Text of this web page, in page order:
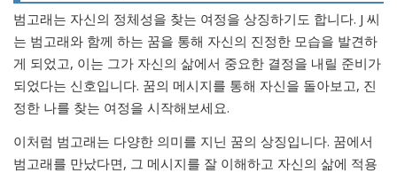
범고래는 자신의 정체성을 찾는 여정을 상징하기도 합니다. J 씨
는 범고래와 함께 하는 꿈을 통해 자신의 진정한 모습을 발견하
게 되었고, 이는 그가 자신의 삶에서 중요한 결정을 내릴 준비가
되었다는 신호입니다. 꿈의 메시지를 통해 자신을 돌아보고, 진
정한 나를 찾는 여정을 시작해보세요.
이처럼 범고래는 다양한 의미를 지닌 꿈의 상징입니다. 꿈에서
범고래를 만났다면, 그 메시지를 잘 이해하고 자신의 삶에 적용